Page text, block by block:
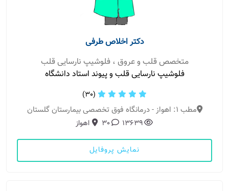
دکتر اخلاص طرفی
متخصص قلب و عروق ، فلوشیپ نارسایی قلب
فلوشیپ نارسایی قلب و پیوند استاد دانشگاه
(30)
مطب 1: اهواز - درمانگاه فوق تخصصی بیمارستان گلستان
13639
30 اهواز
نمایش پروفایل